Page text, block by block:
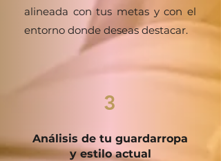
alineada con tus metas y con el
entorno donde deseas destacar.
3
Análisis de tu guardarropa
y estilo actual